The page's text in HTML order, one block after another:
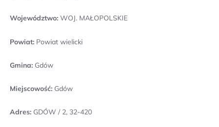
Województwo: WOJ. MAŁOPOLSKIE
Powiat: Powiat wielicki
Gmina: Gdów
Miejscowość: Gdów
Adres: GDÓW / 2, 32-420